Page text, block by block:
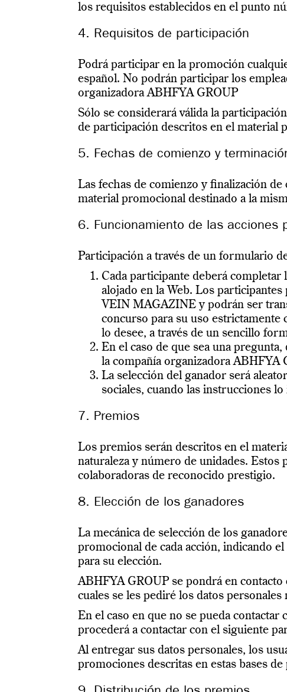
los requisitos establecidos en el punto
4. Requisitos de participación
Podrá participar en la promoción
español. No podrán participar los
organizadora ABHFYA GROUP
Sólo se considerará válida la
de participación descritos en el material
5. Fechas de comienzo y
Las fechas de comienzo y finalización
material promocional destinado a la
6. Funcionamiento de las acciones
Participación a través de un formulario
Cada participante deberá
alojado en la Web. Los
VEIN MAGAZINE y podrán ser
concurso para su uso estrictamente
lo desee, a través de un sencillo
En el caso de que sea una
la compañía organizadora ABHFYA
La selección del ganador será
sociales, cuando las instrucciones
7. Premios
Los premios serán descritos en el
naturaleza y número de unidades.
colaboradoras de reconocido prestigio.
8. Elección de los ganadores
La mecánica de selección de los
promocional de cada acción, indicando
para su elección.
ABHFYA GROUP se pondrá en
cuales se les pediré los datos
En el caso en que no se pueda contactar
procederá a contactar con el siguiente
Al entregar sus datos personales, los
promociones descritas en estas bases